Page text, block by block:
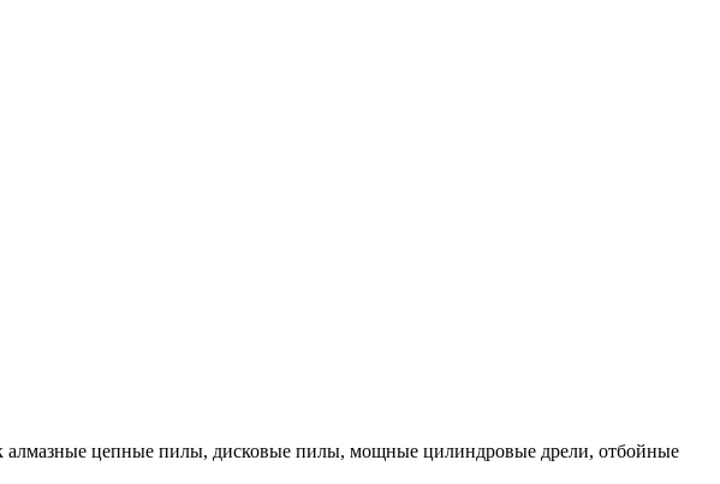
алмазные цепные пилы, дисковые пилы, мощные цилиндровые дрели, отбойные